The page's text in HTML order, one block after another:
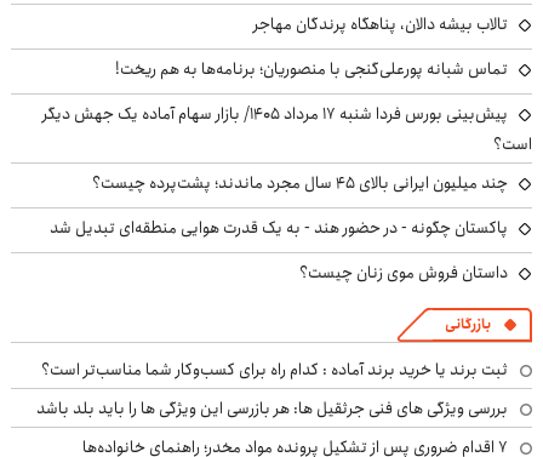
تالاب بیشه دالان، پناهگاه پرندگان مهاجر
تماس شبانه پورعلی‌گنجی با منصوریان؛ برنامه‌ها به هم ریخت!
پیش‌بینی بورس فردا شنبه ۱۷ مرداد ۱۴۰۵/ بازار سهام آماده یک جهش دیگر
است؟
چند میلیون ایرانی بالای ۴۵ سال مجرد ماندند؛ پشت‌پرده چیست؟
پاکستان چگونه - در حضور هند - به یک قدرت هوایی منطقه‌ای تبدیل شد
داستان فروش موی زنان چیست؟
بازرگانی
ثبت برند یا خرید برند آماده : کدام راه برای کسب‌وکار شما مناسب‌تر است؟
بررسی ویژگی های فنی جرثقیل ها: هر بازرسی این ویژگی ها را باید بلد باشد
۷ اقدام ضروری پس از تشکیل پرونده مواد مخدر؛ راهنمای خانواده‌ها